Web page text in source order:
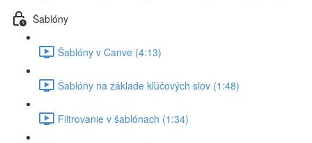
Šablóny
Šablóny v Canve (4:13)
Šablóny na základe kľúčových slov (1:48)
Filtrovanie v šablónach (1:34)